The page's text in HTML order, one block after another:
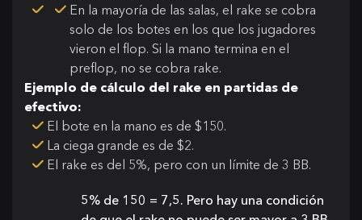
En la mayoría de las salas, el rake se cobra
solo de los botes en los que los jugadores
vieron el flop. Si la mano termina en el
preflop, no se cobra rake.
Ejemplo de cálculo del rake en partidas de
efectivo:
El bote en la mano es de $150.
La ciega grande es de $2.
El rake es del 5%, pero con un límite de 3 BB.
5% de 150 = 7,5. Pero hay una condición